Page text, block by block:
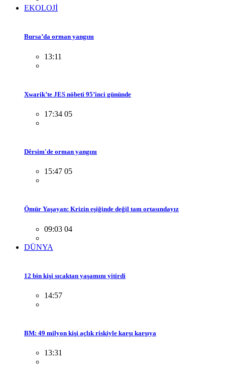
EKOLOJİ
Bursa’da orman yangını
13:11
Xwarik’te JES nöbeti 95’inci gününde
17:34 05
Dêrsim'de orman yangını
15:47 05
Ömür Yaşayan: Krizin eşiğinde değil tam ortasındayız
09:03 04
DÜNYA
12 bin kişi sıcaktan yaşamını yitirdi
14:57
BM: 49 milyon kişi açlık riskiyle karşı karşıya
13:31